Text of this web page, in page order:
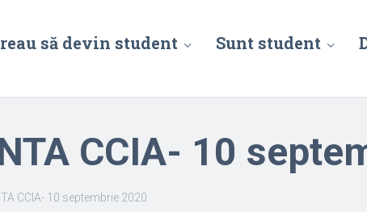
să devin student Sunt student
CCIA- 10
CCIA- 10 septembrie 2020